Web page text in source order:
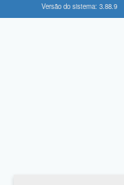
Versão do sistema: 3.88.9